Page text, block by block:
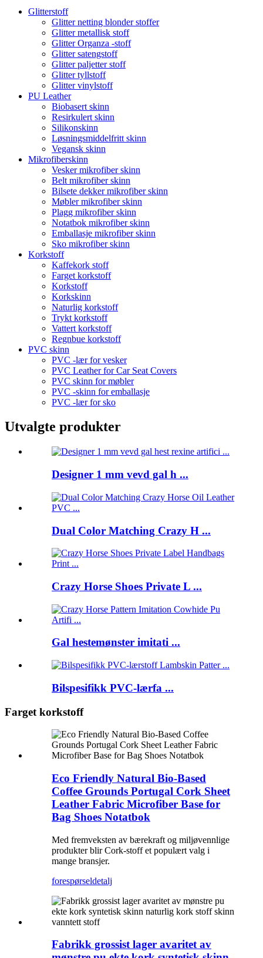
Glitterstoff
Glitter netting blonder stoffer
Glitter metallisk stoff
Glitter Organza -stoff
Glitter satengstoff
Glitter paljetter stoff
Glitter tyllstoff
Glitter vinylstoff
PU Leather
Biobasert skinn
Resirkulert skinn
Silikonskinn
Løsningsmiddelfritt skinn
Vegansk skinn
Mikrofiberskinn
Vesker mikrofiber skinn
Belt mikrofiber skinn
Bilsete dekker mikrofiber skinn
Møbler mikrofiber skinn
Plagg mikrofiber skinn
Notatbok mikrofiber skinn
Emballasje mikrofiber skinn
Sko mikrofiber skinn
Korkstoff
Kaffekork stoff
Farget korkstoff
Korkstoff
Korkskinn
Naturlig korkstoff
Trykt korkstoff
Vattert korkstoff
Regnbue korkstoff
PVC skinn
PVC -lær for vesker
PVC Leather for Car Seat Covers
PVC skinn for møbler
PVC -skinn for emballasje
PVC -lær for sko
Utvalgte produkter
Designer 1 mm vevd gal h ...
Dual Color Matching Crazy H ...
Crazy Horse Shoes Private L ...
Gal hestemønster imitati ...
Bilspesifikk PVC-lærfa ...
Farget korkstoff
Eco Friendly Natural Bio-Based
Coffee Grounds Portugal Cork Sheet
Leather Fabric Microfiber Base for
Bag Shoes Notatbok
Med fremveksten av bærekraft og miljøvennlige
produkter blir Cork-stoff et populært valg i
mange bransjer.
forespørseldetalj
Fabrikk grossist lager avaritet av